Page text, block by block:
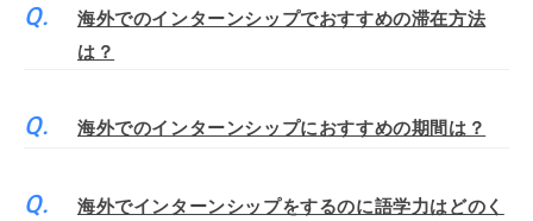
海外でのインターンシップでおすすめの滞在方法
は？
海外でのインターンシップにおすすめの期間は？
海外でインターンシップをするのに語学力はどのく